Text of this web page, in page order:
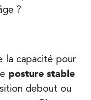
?
la capacité pour
posture stable
debout ou
de
cabinet IK la plus